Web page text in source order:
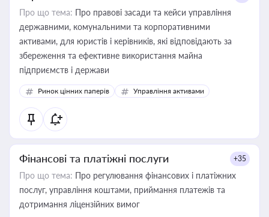
Про що тема: Про правові засади та кейси управління
державними, комунальними та корпоративними
активами, для юристів і керівників, які відповідають за
збереження та ефективне використання майна
підприємств і держави
Ринок цінних паперів Управління активами
Фінансові та платіжні послуги +35
Про що тема: Про регулювання фінансових і платіжних
послуг, управління коштами, приймання платежів та
дотримання ліцензійних вимог